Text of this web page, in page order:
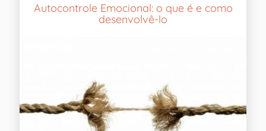
Autocontrole Emocional: o que é e como
desenvolvê-lo